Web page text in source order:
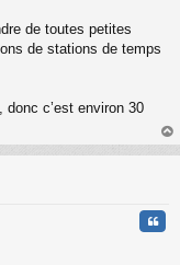
de toutes petites
de stations de temps
donc c’est environ 30
au